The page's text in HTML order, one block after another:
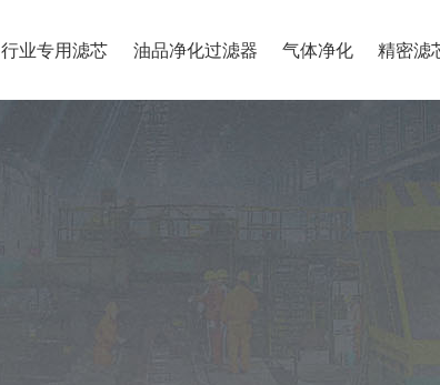
行业专用滤芯 油品净化过滤器 气体净化 精密滤